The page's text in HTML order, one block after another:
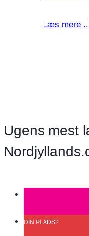
Læs mere
Ugens mest
DIN PLADS?